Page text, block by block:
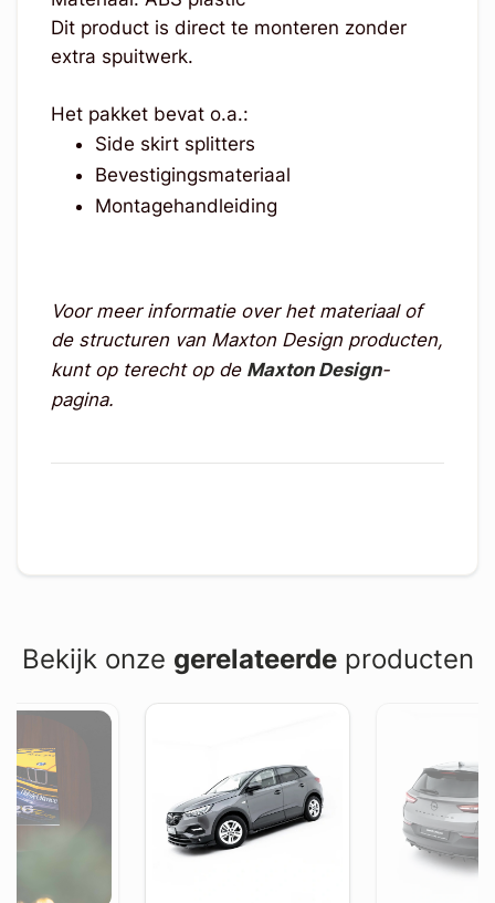
Dit product is direct te monteren zonder
extra spuitwerk.
Het pakket bevat o.a.:
Side skirt splitters
Bevestigingsmateriaal
Montagehandleiding
Voor meer informatie over het materiaal of
de structuren van Maxton Design producten,
kunt op terecht op de Maxton Design-
pagina.
Bekijk onze gerelateerdeproducten